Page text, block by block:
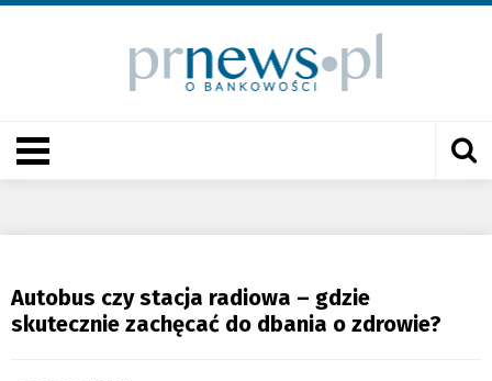
Autobus czy stacja radiowa – gdzie
skutecznie zachęcać do dbania o zdrowie?